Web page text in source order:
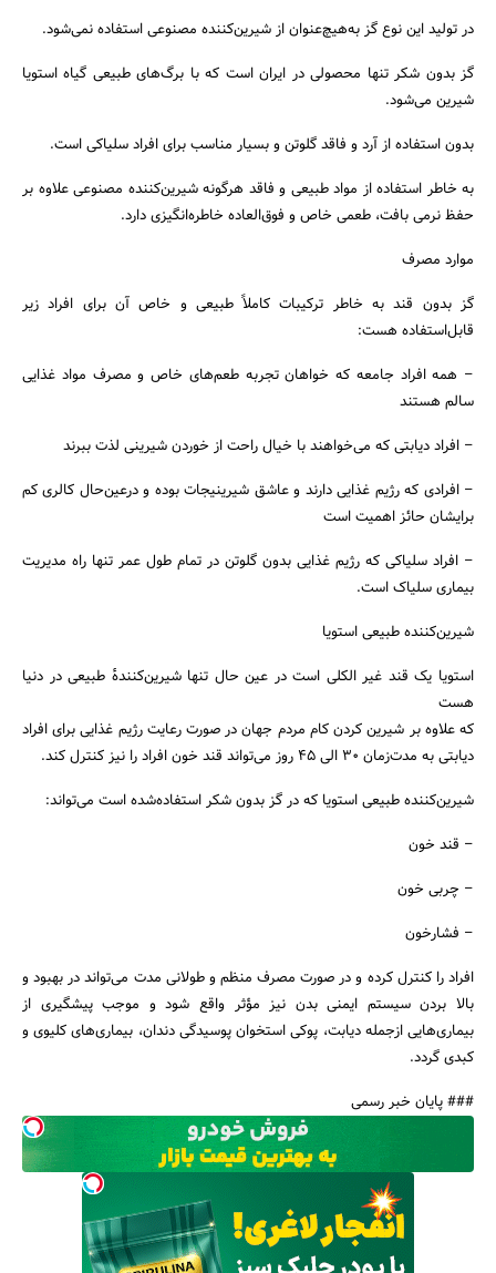
در تولید این نوع گز به‌هیچ‌عنوان از شیرین‌کننده مصنوعی استفاده نمی‌شود.
گز بدون شکر تنها محصولی در ایران است که با برگ‌های طبیعی گیاه استویا
شیرین می‌شود.
بدون استفاده از آرد و فاقد گلوتن و بسیار مناسب برای افراد سلیاکی است.
به خاطر استفاده از مواد طبیعی و فاقد هرگونه شیرین‌کننده مصنوعی علاوه بر
حفظ نرمی بافت، طعمی خاص و فوق‌العاده خاطره‌انگیزی دارد.
موارد مصرف
گز بدون قند به خاطر ترکیبات کاملاً طبیعی و خاص آن برای افراد زیر
قابل‌استفاده هست:
– همه افراد جامعه که خواهان تجربه طعم‌های خاص و مصرف مواد غذایی
سالم هستند
– افراد دیابتی که می‌خواهند با خیال راحت از خوردن شیرینی لذت ببرند
– افرادی که رژیم غذایی دارند و عاشق شیرینیجات بوده و درعین‌حال کالری کم
برایشان حائز اهمیت است
– افراد سلیاکی که رژیم غذایی بدون گلوتن در تمام طول عمر تنها راه مدیریت
بیماری سلیاک است.
شیرین‌کننده طبیعی استویا
استویا یک قند غیر الکلی است در عین‌ حال تنها شیرین‌کنندهٔ طبیعی در دنیا
هست
که علاوه بر شیرین کردن کام مردم جهان در صورت رعایت رژیم غذایی برای افراد
دیابتی به مدت‌زمان ۳۰ الی ۴۵ روز می‌تواند قند خون افراد را نیز کنترل کند.
شیرین‌کننده طبیعی استویا که در گز بدون شکر استفاده‌شده است می‌تواند:
– قند خون
– چربی خون
– فشارخون
افراد را کنترل کرده و در صورت مصرف منظم و طولانی ‌مدت می‌تواند در بهبود و
بالا بردن سیستم ایمنی بدن نیز مؤثر واقع شود و موجب پیشگیری از
بیماری‌هایی ازجمله دیابت، پوکی استخوان پوسیدگی دندان، بیماری‌های کلیوی و
کبدی گردد.
### پایان خبر رسمی